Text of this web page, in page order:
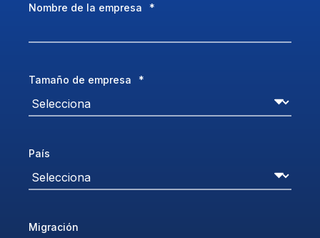
Nombre de la empresa *
Tamaño de empresa *
País
Migración